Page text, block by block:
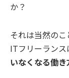
か？
それは当然のこ
ITフリーランス
いなくなる働き